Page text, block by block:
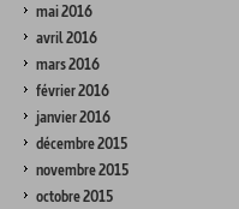
mai 2016
avril 2016
mars 2016
février 2016
janvier 2016
décembre 2015
novembre 2015
octobre 2015